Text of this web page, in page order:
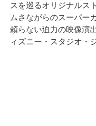
スを巡るオリジナルス
ムさながらのスーパー
頼らない迫力の映像演
ィズニー・スタジオ・